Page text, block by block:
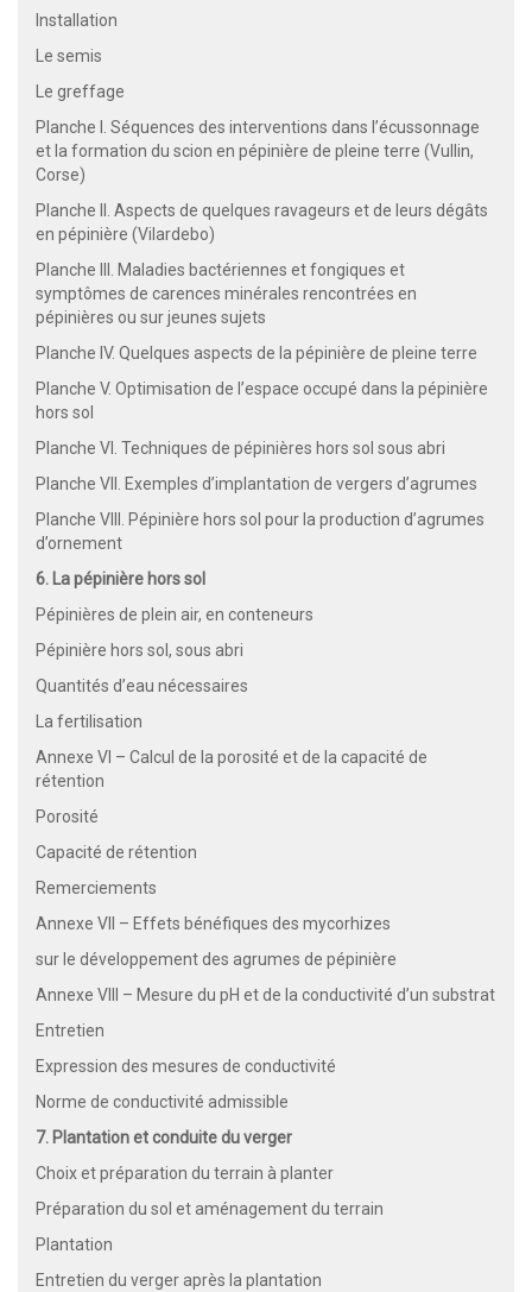
Installation
Le semis
Le greffage
Planche I. Séquences des interventions dans l’écussonnage
et la formation du scion en pépinière de pleine terre (Vullin,
Corse)
Planche II. Aspects de quelques ravageurs et de leurs dégâts
en pépinière (Vilardebo)
Planche III. Maladies bactériennes et fongiques et
symptômes de carences minérales rencontrées en
pépinières ou sur jeunes sujets
Planche IV. Quelques aspects de la pépinière de pleine terre
Planche V. Optimisation de l’espace occupé dans la pépinière
hors sol
Planche VI. Techniques de pépinières hors sol sous abri
Planche VII. Exemples d’implantation de vergers d’agrumes
Planche VIII. Pépinière hors sol pour la production d’agrumes
d’ornement
6. La pépinière hors sol
Pépinières de plein air, en conteneurs
Pépinière hors sol, sous abri
Quantités d’eau nécessaires
La fertilisation
Annexe VI – Calcul de la porosité et de la capacité de
rétention
Porosité
Capacité de rétention
Remerciements
Annexe VII – Effets bénéfiques des mycorhizes
sur le développement des agrumes de pépinière
Annexe VIII – Mesure du pH et de la conductivité d’un substrat
Entretien
Expression des mesures de conductivité
Norme de conductivité admissible
7. Plantation et conduite du verger
Choix et préparation du terrain à planter
Préparation du sol et aménagement du terrain
Plantation
Entretien du verger après la plantation